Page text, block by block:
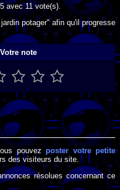
5avec11 vote(s).
potager" afin qu'il progresse
Votre note
pouvezposter votre petite
des visiteurs du site.
résolues concernant ce